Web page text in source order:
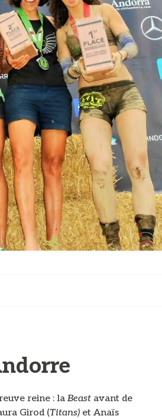
reine : la Beast avant de
Girod (Titans) et Anaïs